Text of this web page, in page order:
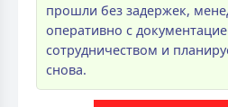
прошли без задержек,
оперативно с
сотрудничеством и
снова.